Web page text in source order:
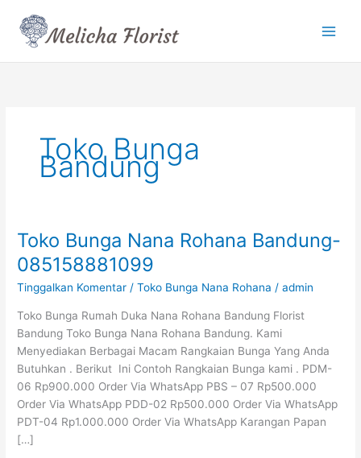
konten
Toko Bunga
Bandung
Toko Bunga Nana Rohana Bandung-
085158881099
Tinggalkan Komentar /Toko Bunga Nana Rohana /admin
Toko Bunga Rumah Duka Nana Rohana Bandung Florist
Bandung Toko Bunga Nana Rohana Bandung. Kami
Menyediakan Berbagai Macam Rangkaian Bunga Yang Anda
Butuhkan . Berikut Ini Contoh Rangkaian Bunga kami . PDM-
06 Rp900.000 Order Via WhatsApp PBS – 07 Rp500.000
Order Via WhatsApp PDD-02 Rp500.000 Order Via WhatsApp
PDT-04 Rp1.000.000 Order Via WhatsApp Karangan Papan
[…]
Toko
Bunga
Nana
Rohana
085158881099